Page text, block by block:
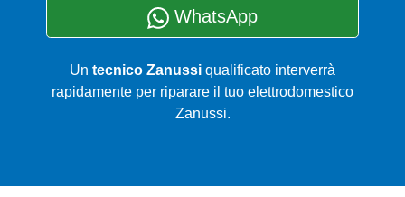
WhatsApp
Un tecnico Zanussi qualificato interverrà
rapidamente per riparare il tuo elettrodomestico
Zanussi.